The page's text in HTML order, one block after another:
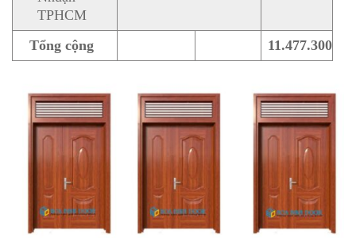
TPHCM
Tổng cộng
11.477.300